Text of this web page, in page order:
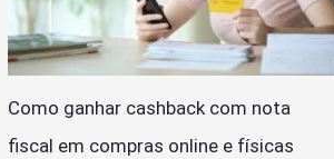
Como ganhar cashback com nota
fiscal em compras online e físicas